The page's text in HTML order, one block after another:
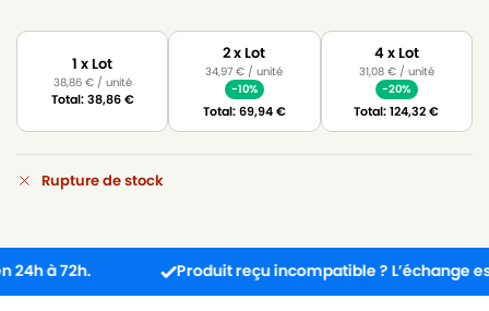
1 x Lot
38,86 €/ unité
Total:38,86€
2 x Lot
34,97€ / unité
-10%
Total:69,94€
4 x Lot
31,08 €/ unité
-20%
Total:124,32€
Rupture de stock
à 72h. Produit reçu incompatible ? L’échange est